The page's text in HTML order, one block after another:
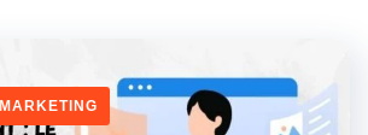
MARKETING